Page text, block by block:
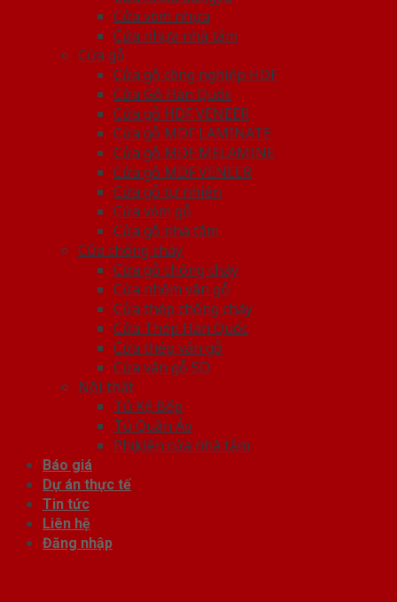
Cửa vòm nhựa
Cửa nhựa nhà tắm
Cửa gỗ
Cửa gỗ công nghiệp HDF
Cửa Gỗ Hàn Quốc
Cửa gỗ HDF VENEER
Cửa gỗ MDF LAMINATE
Cửa gỗ MDF MELAMINE
Cửa gỗ MDF VENEER
Cửa gỗ tự nhiên
Cửa vòm gỗ
Cửa gỗ nhà tắm
Cửa chống cháy
Cửa gỗ chống cháy
Cửa nhôm vân gỗ
Cửa thép chống cháy
Cửa Thép Hàn Quốc
Cửa thép vân gỗ
Cửa vân gỗ 5D
Nội thất
Tủ Kệ Bếp
Tủ Quần Áo
Phụ kiện cửa nhà tắm
Báo giá
Dự án thực tế
Tin tức
Liên hệ
Đăng nhập